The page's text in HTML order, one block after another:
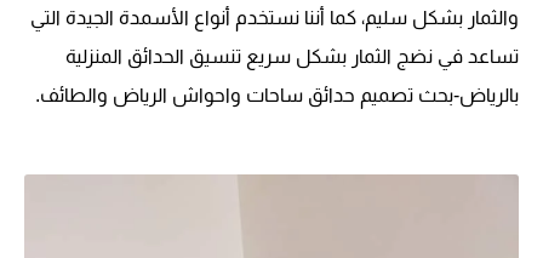
والثمار بشكل سليم، كما أننا نستخدم أنواع الأسمدة الجيدة التي
تساعد في نضج الثمار بشكل سريع تنسيق الحدائق المنزلية
بالرياض-بحث تصميم حدائق ساحات واحواش الرياض والطائف.